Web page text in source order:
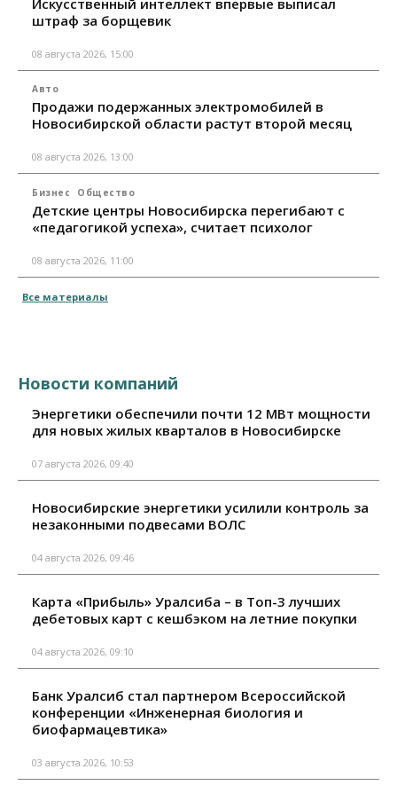
Искусственный интеллект впервые выписал
штраф за борщевик
08 августа 2026, 15:00
Авто
Продажи подержанных электромобилей в
Новосибирской области растут второй месяц
08 августа 2026, 13:00
Бизнес Общество
Детские центры Новосибирска перегибают с
«педагогикой успеха», считает психолог
08 августа 2026, 11:00
Все материалы
Новости компаний
Энергетики обеспечили почти 12 МВт мощности
для новых жилых кварталов в Новосибирске
07 августа 2026, 09:40
Новосибирские энергетики усилили контроль за
незаконными подвесами ВОЛС
04 августа 2026, 09:46
Карта «Прибыль» Уралсиба – в Топ-3 лучших
дебетовых карт с кешбэком на летние покупки
04 августа 2026, 09:10
Банк Уралсиб стал партнером Всероссийской
конференции «Инженерная биология и
биофармацевтика»
03 августа 2026, 10:53